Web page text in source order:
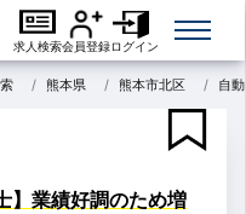
求人検索会員登録ログイン
熊本県 熊本市北区 自
】業績好調のため増